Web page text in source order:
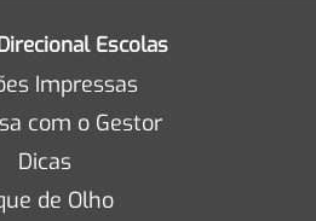
Escolas
Impressas
com o Gestor
Dicas
de Olho